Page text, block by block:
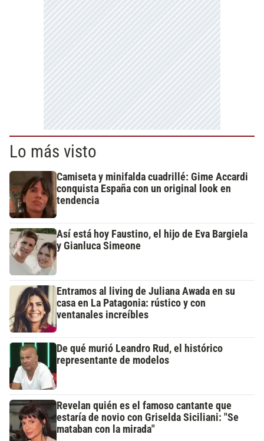
Lo más visto
Camiseta y minifalda cuadrillé: Gime Accardi
conquista España con un original look en
tendencia
Así está hoy Faustino, el hijo de Eva Bargiela
y Gianluca Simeone
Entramos al living de Juliana Awada en su
casa en La Patagonia: rústico y con
ventanales increíbles
De qué murió Leandro Rud, el histórico
representante de modelos
Revelan quién es el famoso cantante que
estaría de novio con Griselda Siciliani: "Se
mataban con la mirada"